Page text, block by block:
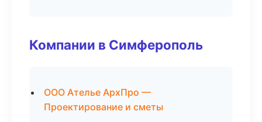
Компании в Симферополь
ООО Ателье АрхПро —
Проектирование и сметы